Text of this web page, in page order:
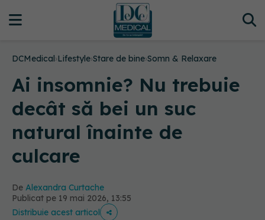
DCMedical›Lifestyle›Stare de bine›Somn & Relaxare
Ai insomnie? Nu trebuie
decât să bei un suc
natural înainte de
culcare
De Alexandra Curtache
Publicat pe 19 mai 2026, 13:55
Distribuie acest articol